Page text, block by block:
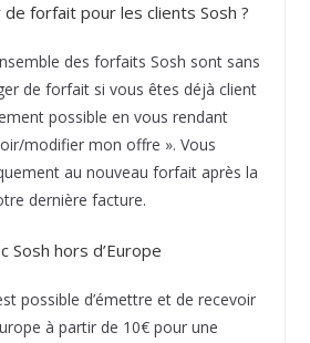
forfait pour les clients Sosh ?
des forfaits Sosh sont sans
de forfait si vous êtes déjà client
possible en vous rendant
modifier mon offre ». Vous
au nouveau forfait après la
dernière facture.
Sosh hors d’Europe
possible d’émettre et de recevoir
à partir de 10€ pour une